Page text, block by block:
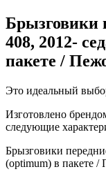
Брызговики
408, 2012-
пакете /
Это идеальный
Изготовлено
следующие
Брызговики
(optimum) в пакете /